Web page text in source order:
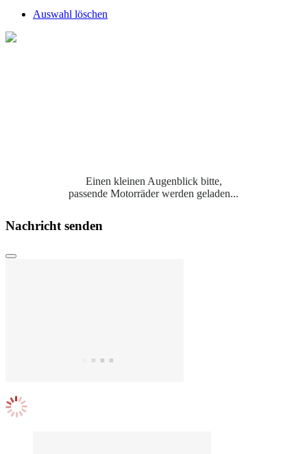
Auswahl löschen
Einen kleinen Augenblick bitte,
passende Motorräder werden geladen...
Nachricht senden